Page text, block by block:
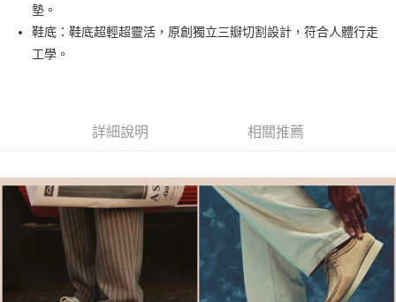
結帳頁面，進行簡訊認證並確認金額後，即可完成結帳。
２．訂單成立數日內，您將收到繳費通知簡訊。
３．收到繳費通知簡訊後14天內，點擊此簡訊中的連結，可透過四大超商／
ATM／網路銀行／等多元方式進行付款，方視為交易完成。
是否繳費成功／繳費後需取消欲退款等相關疑問，請聯繫「AFTEE先享後付
【注意事項】
１．透過由恩沛科技股份有限公司提供之「AFTEE先享後付」服務完成之交
易，需依本服務之必要範圍內提供個人資料，並將交易相關給付款項請求債
權轉讓予恩沛科技股份有限公司。
２．關於個人資料處理事宜，請瀏覽以下網址：
https://aftee.tw/terms/#terms3
３．未成年的使用者請事先徵得法定代理人或監護人之同意方可使用
「AFTEE先享後付」，若未經同意申辦者引起之損失，本公司不負相關責
付款後萊爾富取貨
每筆NT$80，滿NT$1,000(含以上)免運費
付款後7-11取貨
宅配-離島
每筆NT$120，滿NT$1,000(含以上)免運費
墊。
鞋底：鞋底超輕超靈活，原創獨立三瓣切割設計，符合人體行走
工學。
詳細說明 相關推薦